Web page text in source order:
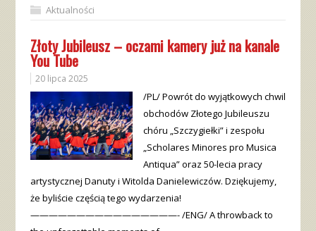
Aktualności
Złoty Jubileusz – oczami kamery już na kanale
You Tube
20 lipca 2025
/PL/ Powrót do wyjątkowych chwil
obchodów Złotego Jubileuszu
chóru „Szczygiełki” i zespołu
„Scholares Minores pro Musica
Antiqua” oraz 50-lecia pracy
artystycznej Danuty i Witolda Danielewiczów. Dziękujemy,
że byliście częścią tego wydarzenia!
————————————————- /ENG/ A throwback to